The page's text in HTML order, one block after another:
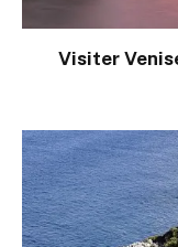
Visiter